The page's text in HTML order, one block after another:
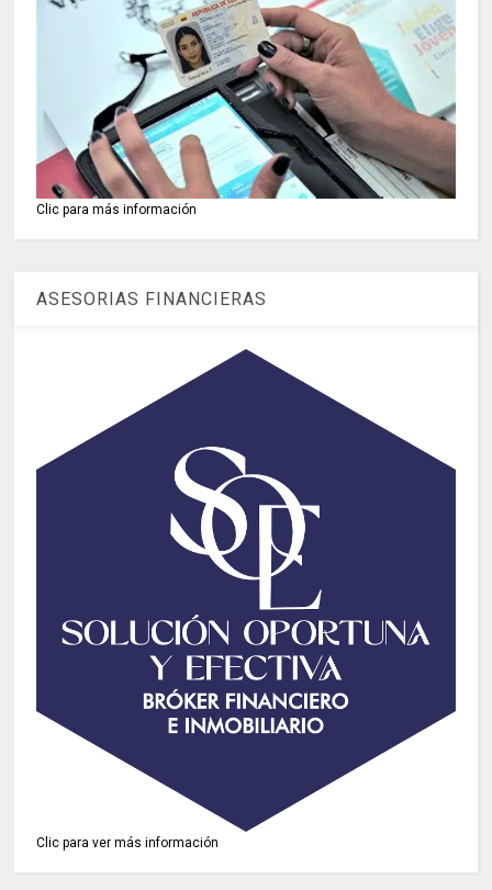
Clic para más información
ASESORIAS FINANCIERAS
Clic para ver más información